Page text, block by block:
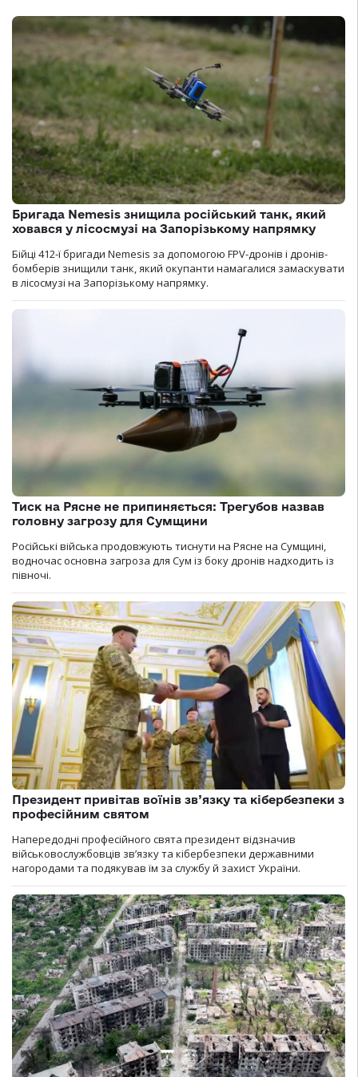
Бригада Nemesis знищила російський танк, який
ховався у лісосмузі на Запорізькому напрямку
Бійці 412-ї бригади Nemesis за допомогою FPV-дронів і дронів-
бомберів знищили танк, який окупанти намагалися замаскувати
в лісосмузі на Запорізькому напрямку.
Тиск на Рясне не припиняється: Трегубов назвав
головну загрозу для Сумщини
Російські війська продовжують тиснути на Рясне на Сумщині,
водночас основна загроза для Сум із боку дронів надходить із
півночі.
Президент привітав воїнів зв’язку та кібербезпеки з
професійним святом
Напередодні професійного свята президент відзначив
військовослужбовців зв’язку та кібербезпеки державними
нагородами та подякував їм за службу й захист України.